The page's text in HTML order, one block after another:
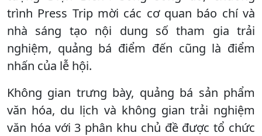
trình Press Trip mời các cơ quan báo chí và
nhà sáng tạo nội dung số tham gia trải
nghiệm, quảng bá điểm đến cũng là điểm
nhấn của lễ hội.
Không gian trưng bày, quảng bá sản phẩm
văn hóa, du lịch và không gian trải nghiệm
văn hóa với 3 phân khu chủ đề được tổ chức